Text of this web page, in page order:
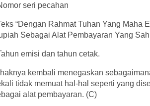
seri pecahan
“Dengan Rahmat Tuhan Yang Maha
Sebagai Alat Pembayaran Yang
emisi dan tahun cetak.
kembali menegaskan
tidak memuat hal-hal seperti yang
alat pembayaran. (C)